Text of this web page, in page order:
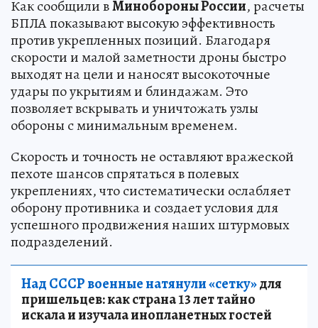
Как сообщили вМинобороны России, расчеты
БПЛА показывают высокую эффективность
против укрепленных позиций. Благодаря
скорости и малой заметности дроны быстро
выходят на цели и наносят высокоточные
удары по укрытиям и блиндажам. Это
позволяет вскрывать и уничтожать узлы
обороны с минимальным временем.
Скорость и точность не оставляют вражеской
пехоте шансов спрятаться в полевых
укреплениях, что систематически ослабляет
оборону противника и создает условия для
успешного продвижения наших штурмовых
подразделений.
Над СССР военные натянули «сетку»для
пришельцев: как страна 13 лет тайно
искала и изучала инопланетных гостей